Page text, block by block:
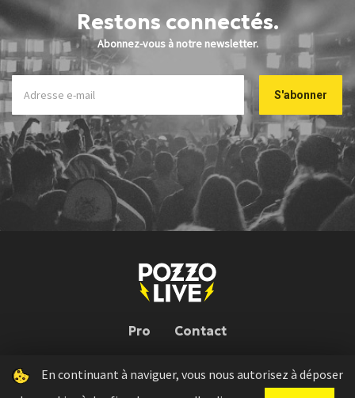
Restons connectés.
Abonnez-vous à notre newsletter.
Pro Contact
Pozzo Live © 2026 | Conception : Pozzo Team, avec l'aide deBloop
En continuant à naviguer, vous nous autorisez à déposer